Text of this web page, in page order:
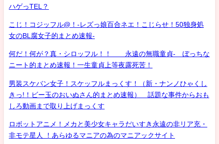
ハゲっTEL？
こじ！コジッフル@！-レズっ娘百合ネエ！こじらせ！50独身処
女のBL腐女子的まとめ速報-
何だ！何が？真・シロッフル！！ 永遠の無職童貞- ぼっちな
ニート的まとめ速報！一生童貞上等夜露死苦！
男装スケバン女子！スケッフルまっくす！（新・ナンノひゃくし
きっ!！ビー玉のおいぬさん的まとめ速報） 話題な事件からおも
しろ動画まで取り上げまっくす
ロボットアニメ！メカと美少女キャラだいすき永遠の非リア充・
非モテ星人 ！あらゆるマニアの為のマニアックサイト